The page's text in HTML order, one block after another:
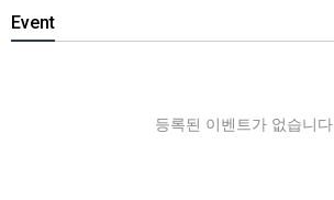
Event
등록된 이벤트가 없습니다.